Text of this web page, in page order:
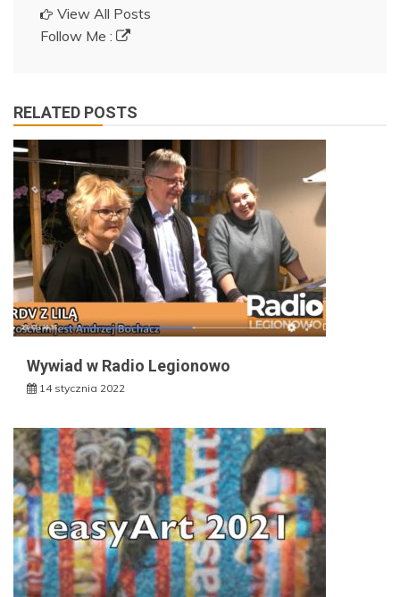
View All Posts
Follow Me :
RELATED POSTS
Wywiad w Radio Legionowo
14 stycznia 2022